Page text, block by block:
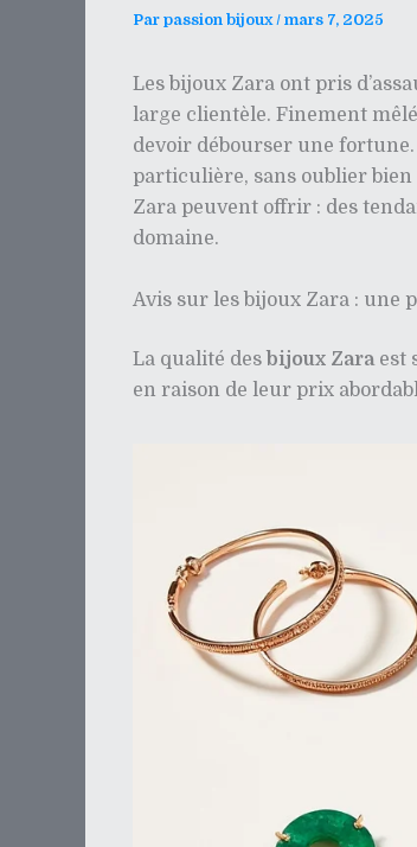
Par passion bijoux/ mars 7, 2025
Les bijoux Zara ont pris
large clientèle. Finement
devoir débourser une
particulière, sans oublier bien
Zara peuvent offrir : des
domaine.
Avis sur les bijoux Zara : une
La qualité des bijoux Zara est
en raison de leur prix